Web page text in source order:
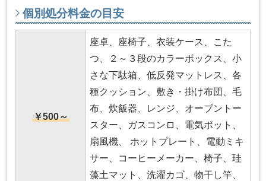
個別処分料金の目安
￥500～
座卓、座椅子、衣装ケース、こた
つ、２～３段のカラーボックス、小
さな下駄箱、低反発マットレス、各
種クッション、敷き・掛け布団、毛
布、炊飯器、レンジ、オーブントー
スター、ガスコンロ、電気ポット、
扇風機、 ホットプレート、電動ミキ
サー、コーヒーメーカー、椅子、珪
藻土マット、洗濯カゴ、物干し竿、